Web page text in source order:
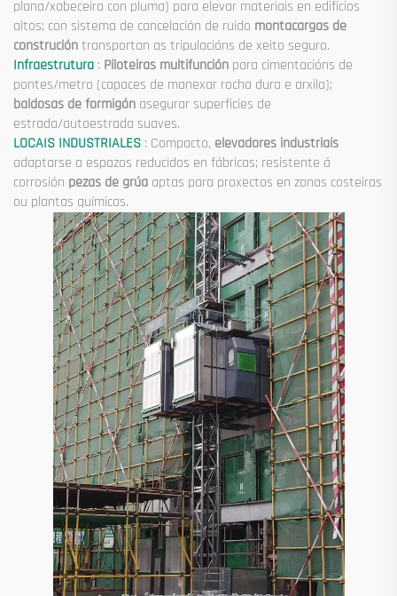
plana/xabeceira con pluma) para elevar materiais en edificios
altos; con sistema de cancelación de ruido montacargas de
construcióntransportan as tripulacións de xeito seguro.
Infraestrutura : Piloteiras multifunción para cimentacións de
pontes/metro (capaces de manexar rocha dura e arxila);
baldosas de formigón asegurar superficies de
estrada/autoestrada suaves.
LOCAIS INDUSTRIALES : Compacto, elevadores industriais
adaptarse a espazos reducidos en fábricas; resistente á
corrosión pezas de grúa aptas para proxectos en zonas costeiras
ou plantas químicas.